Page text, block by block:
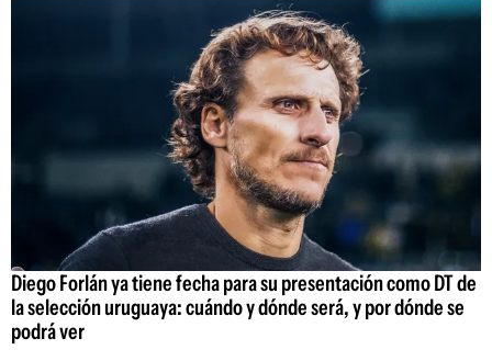
Diego Forlán ya tiene fecha para su presentación como DT de
la selección uruguaya: cuándo y dónde será, y por dónde se
podrá ver